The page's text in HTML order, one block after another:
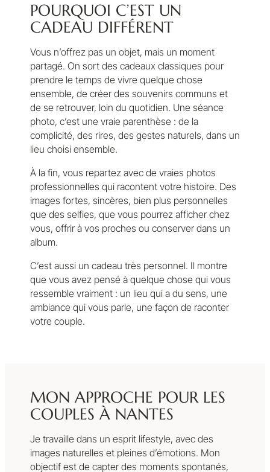
POURQUOI C’EST UN
CADEAU DIFFÉRENT
Vous n’offrez pas un objet, mais un moment
partagé. On sort des cadeaux classiques pour
prendre le temps de vivre quelque chose
ensemble, de créer des souvenirs communs et
de se retrouver, loin du quotidien. Une séance
photo, c’est une vraie parenthèse : de la
complicité, des rires, des gestes naturels, dans un
lieu choisi ensemble.
À la fin, vous repartez avec de vraies photos
professionnelles qui racontent votre histoire. Des
images fortes, sincères, bien plus personnelles
que des selfies, que vous pourrez afficher chez
vous, offrir à vos proches ou conserver dans un
album.
C’est aussi un cadeau très personnel. Il montre
que vous avez pensé à quelque chose qui vous
ressemble vraiment : un lieu qui a du sens, une
ambiance qui vous parle, une façon de raconter
votre couple.
MON APPROCHE POUR LES
COUPLES À NANTES
Je travaille dans un esprit lifestyle, avec des
images naturelles et pleines d’émotions. Mon
objectif est de capter des moments spontanés,